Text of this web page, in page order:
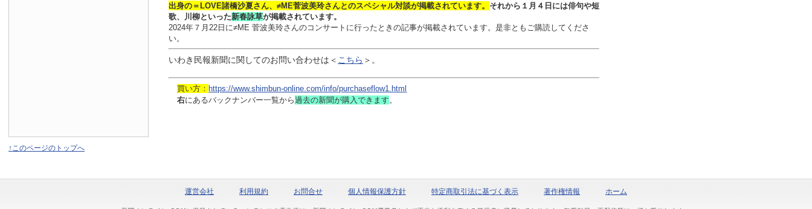
出身の ＝LOVE諸橋沙夏さん、≠ME菅波美玲さんとのスペシャル対談が掲載されています。 それから１月４日には俳句や短
歌、川柳といった新春詠草が掲載されています。
2024年７月22日に≠ME 菅波美玲さんのコンサートに行ったときの記事が掲載されています。是非ともご購読してくださ
い。
いわき民報新聞に関してのお問い合わせは ＜ こちら ＞。
買い方： https://www.shimbun-online.com/info/purchaseflow1.html
右にあるバックナンバー一覧から過去の新聞が購入できます。
↑このページのトップへ
運営会社 利用規約 お問合せ 個人情報保護方針 特定商取引法に基づく表示 著作権情報 ホーム